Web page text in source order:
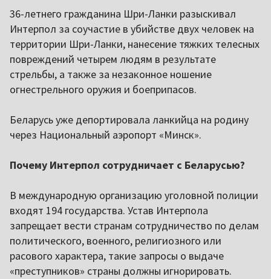
36-летнего гражданина Шри-Ланки разыскивал
Интерпол за соучастие в убийстве двух человек на
территории Шри-Ланки, нанесение тяжких телесных
повреждений четырем людям в результате
стрельбы, а также за незаконное ношение
огнестрельного оружия и боеприпасов.
Беларусь уже депортировала ланкийца на родину
через Национальный аэропорт «Минск».
Почему Интерпол сотрудничает с Беларусью?
В международную организацию уголовной полиции
входят 194 государства. Устав Интерпола
запрещает вести странам сотрудничество по делам
политического, военного, религиозного или
расового характера, такие запросы о выдаче
«преступников» страны должны игнорировать.